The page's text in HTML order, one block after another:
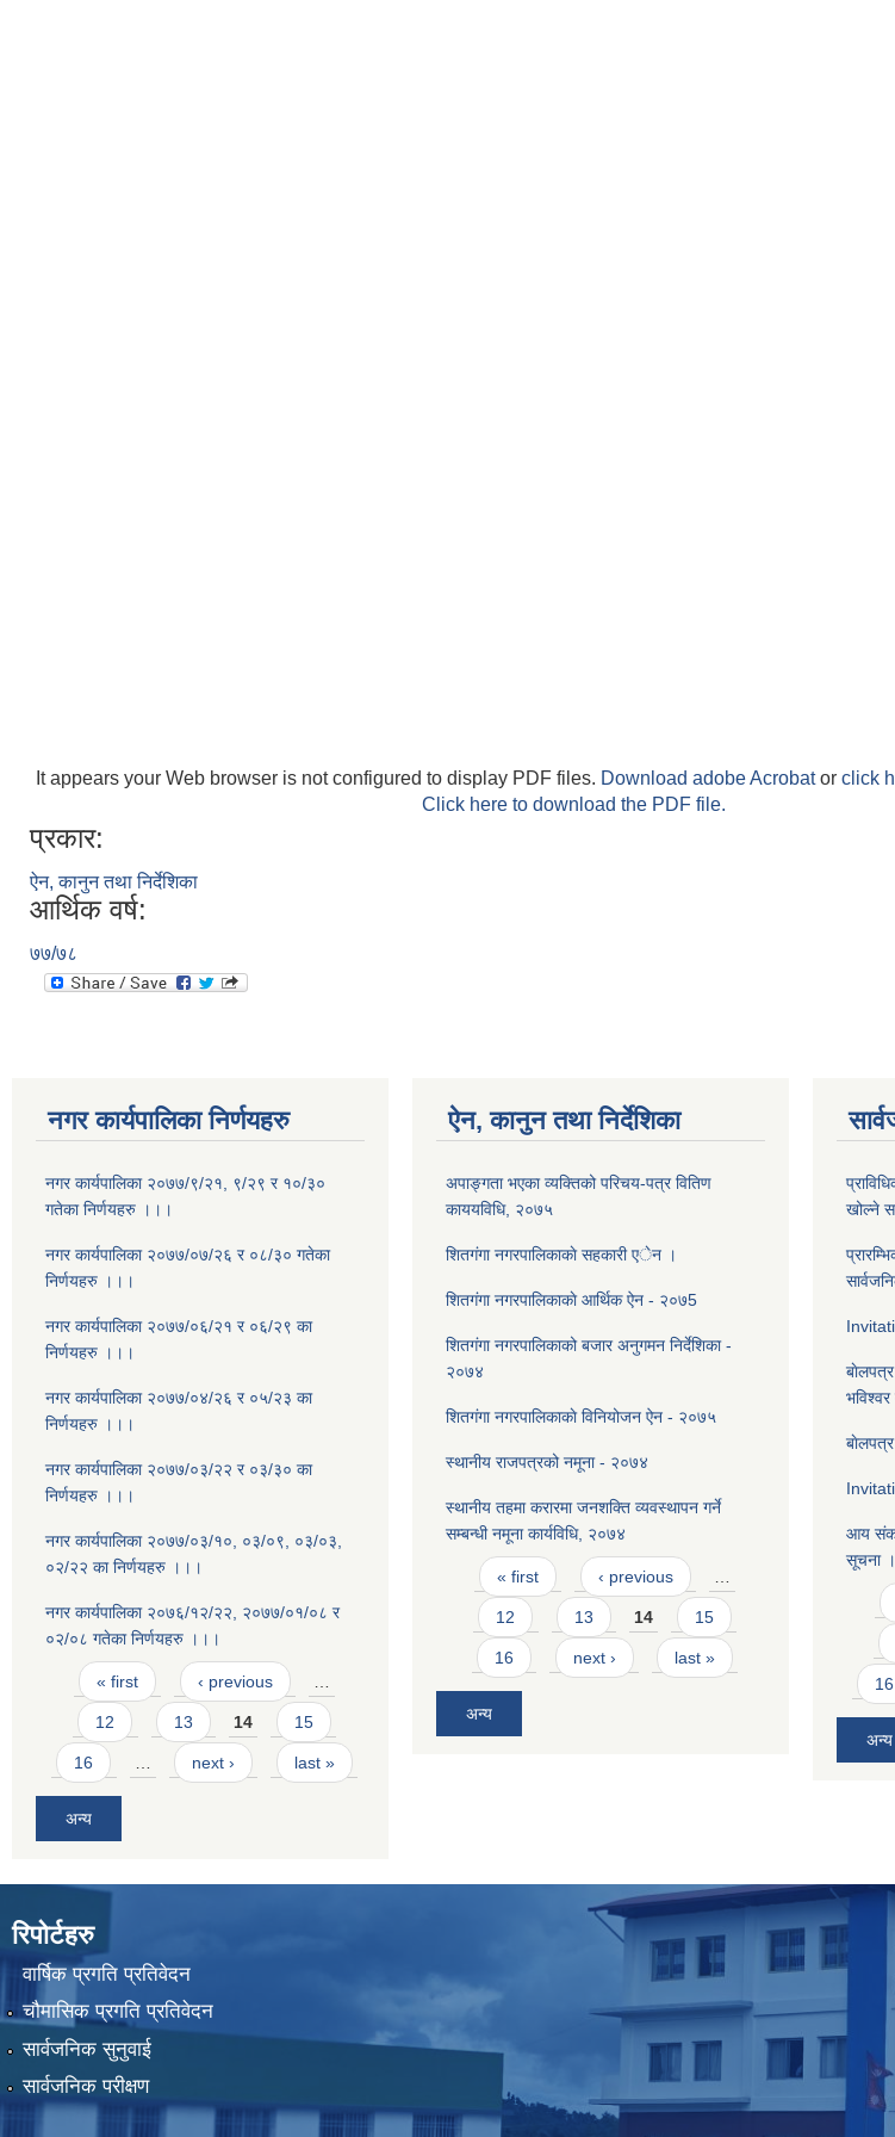
It appears your Web browser is not configured to display PDF files. Download adobe Acrobator click
Click here to download the PDF file.
प्रकार:
ऐन, कानुन तथा निर्देशिका
आर्थिक वर्ष:
७७/७८
नगर कार्यपालिका निर्णयहरु
नगर कार्यपालिका २०७७/९/२१, ९/२९ र १०/३०
गतेका निर्णयहरु ।।।
नगर कार्यपालिका २०७७/०७/२६ र ०८/३० गतेका
निर्णयहरु ।।।
नगर कार्यपालिका २०७७/०६/२१ र ०६/२९ का
निर्णयहरु ।।।
नगर कार्यपालिका २०७७/०४/२६ र ०५/२३ का
निर्णयहरु ।।।
नगर कार्यपालिका २०७७/०३/२२ र ०३/३० का
निर्णयहरु ।।।
नगर कार्यपालिका २०७७/०३/१०, ०३/०९, ०३/०३,
०२/२२ का निर्णयहरु ।।।
नगर कार्यपालिका २०७६/१२/२२, २०७७/०१/०८ र
०२/०८ गतेका निर्णयहरु ।।।
Pages
« first ‹ previous
12 13 14 15
16 next › last »
अन्य
ऐन, कानुन तथा निर्देशिका
अपाङ्गता भएका व्यक्तिको परिचय-पत्र वितिण
काययविधि, २०७५
शितगंगा नगरपालिकाकाे सहकारी एेन ।
शितग‌ंगा नगरपालिकाकाे आर्थिक ऐन - २०७5
शितगंगा नगरपालिकाको बजार अनुगमन निर्देशिका -
२०७४
शितग‌ंगा नगरपालिकाकाे विनियोजन ऐन - २०७५
स्थानीय राजपत्रको नमूना - २०७४
स्थानीय तहमा करारमा जनशक्ति व्यवस्थापन गर्ने
सम्बन्धी नमूना कार्यविधि, २०७४
Pages
« first ‹ previous
12 13 14 15
16 next › last »
अन्य
खोल्ने
आय
सूचना
16
अन्य
रिपोर्टहरु
वार्षिक प्रगति प्रतिवेदन
चौमासिक प्रगति प्रतिवेदन
सार्वजनिक सुनुवाई
सार्वजनिक परीक्षण